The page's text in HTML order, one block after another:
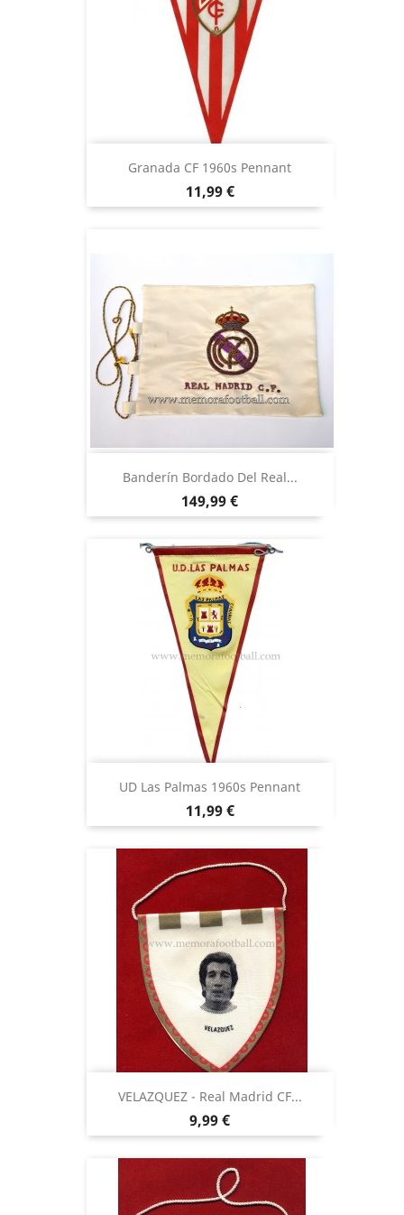
Granada CF 1960s Pennant
Precio
11,99 €
Banderín Bordado Del Real...
Precio
149,99 €
UD Las Palmas 1960s Pennant
Precio
11,99 €
VELAZQUEZ - Real Madrid CF...
Precio
9,99 €